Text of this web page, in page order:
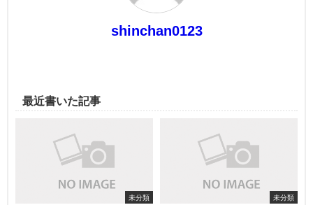
shinchan0123
最近書いた記事
未分類 未分類